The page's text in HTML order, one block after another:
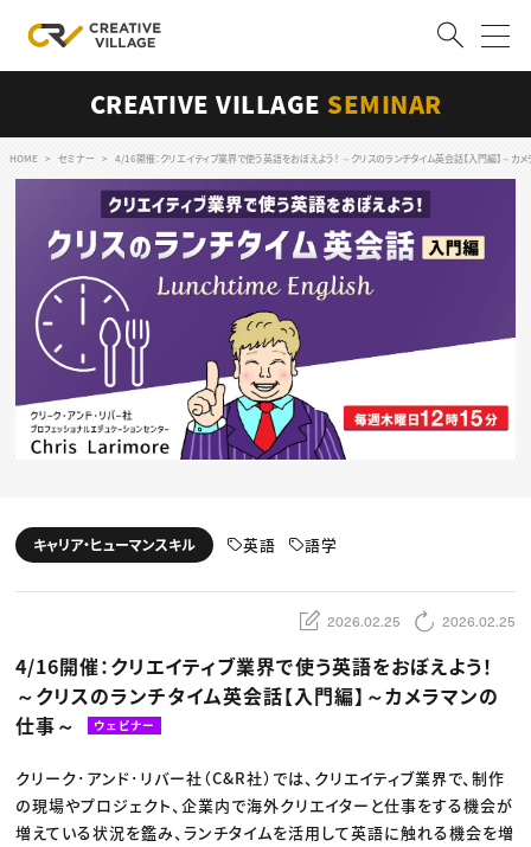
ログイン 会員登録
RECRUIT
クリエイター求人を探す
CREATIVE JOB求人検索
特集求人
採用説明会
転職支援サービス
スキルアップしたい！
動画配信・映像制作
編集・ライティング
ディレクション
TOP Creator’s コラム トップ
Webクリエイター
ゲームクリエイター
クリエイターインタビュー
C＆R Magazine
セミナー
ニュース・トレンド トップ
Web
映像
ゲーム・エンタメ
広告
CREATIVE VILLAGEからのお知らせ
プロフェッショナル×つながる×メディア
CREATIVE VILLAGE SEMINAR
HOME セミナー 4/16開催：クリエイティブ業界で使う英語をおぼえよう！ ～クリスのランチタイム英会話【入門編】～カ
キャリア・ヒューマンスキル 英語 語学
2026.02.25 2026.02.25
4/16開催：クリエイティブ業界で使う英語をおぼえよう！
～クリスのランチタイム英会話【入門編】～カメラマンの
仕事～
ウェビナー
クリーク･アンド･リバー社（C&R社）では、クリエイティブ業界で、制作
の現場やプロジェクト、企業内で海外クリエイターと仕事をする機会が
増えている状況を鑑み、ランチタイムを活用して英語に触れる機会を増